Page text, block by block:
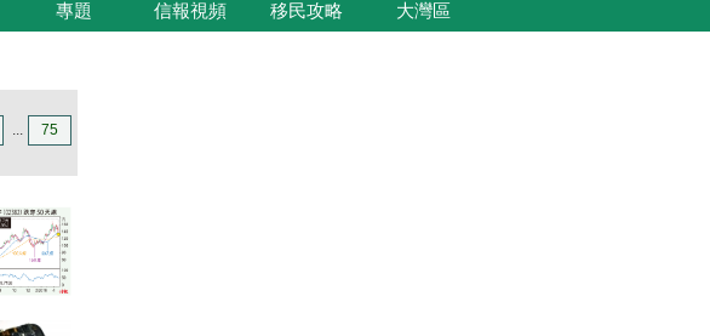
專題 信報視頻 移民攻略 大灣區
... 75